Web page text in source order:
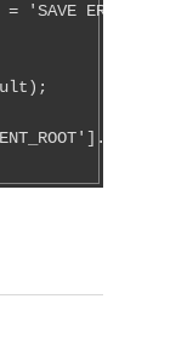
= 'SAVE ERROR';